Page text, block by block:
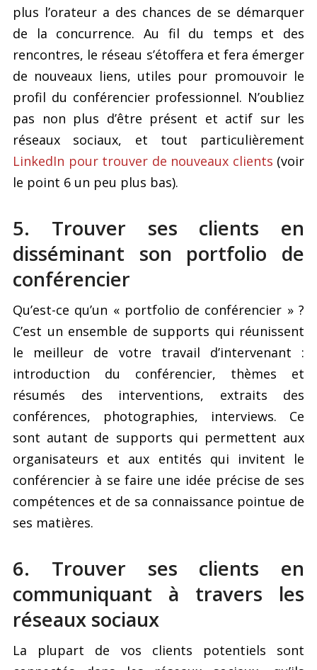
plus l’orateur a des chances de se démarquer
de la concurrence. Au fil du temps et des
rencontres, le réseau s’étoffera et fera émerger
de nouveaux liens, utiles pour promouvoir le
profil du conférencier professionnel. N’oubliez
pas non plus d’être présent et actif sur les
réseaux sociaux, et tout particulièrement
LinkedIn pour trouver de nouveaux clients (voir
le point 6 un peu plus bas).
5. Trouver ses clients en
disséminant son portfolio de
conférencier
Qu’est-ce qu’un « portfolio de conférencier » ?
C’est un ensemble de supports qui réunissent
le meilleur de votre travail d’intervenant :
introduction du conférencier, thèmes et
résumés des interventions, extraits des
conférences, photographies, interviews. Ce
sont autant de supports qui permettent aux
organisateurs et aux entités qui invitent le
conférencier à se faire une idée précise de ses
compétences et de sa connaissance pointue de
ses matières.
6. Trouver ses clients en
communiquant à travers les
réseaux sociaux
La plupart de vos clients potentiels sont